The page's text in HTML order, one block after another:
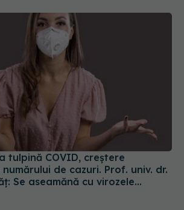
de cazuri. Prof. univ. dr.
Se aseamănă cu virozele
tratament simptomatic